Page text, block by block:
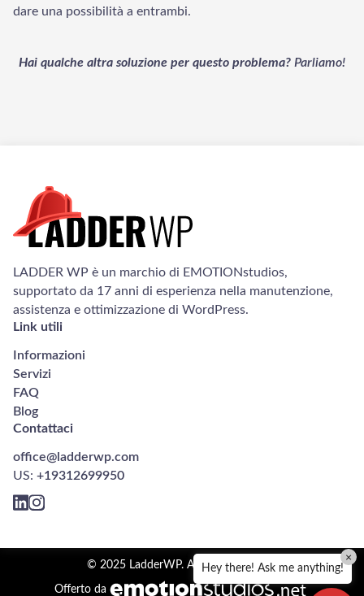
dare una possibilità a entrambi.
Hai qualche altra soluzione per questo problema? Parliamo!
LADDER WP è un marchio di EMOTIONstudios,
supportato da 17 anni di esperienza nella manutenzione,
assistenza e ottimizzazione di WordPress.
Link utili
Informazioni
Servizi
FAQ
Blog
Contattaci
office@ladderwp.com
US: +19312699950
© 2025 LadderWP. All rights reserved.
Offerto da
Hey there! Ask me anything!
×